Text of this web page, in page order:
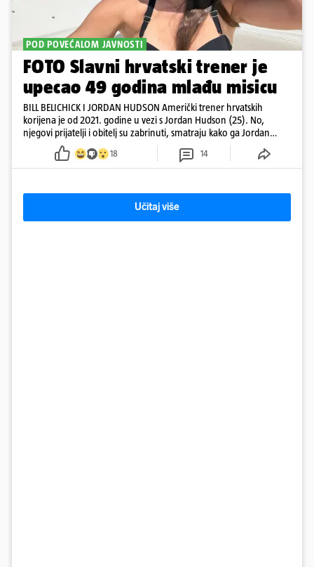
POD POVEĆALOM JAVNOSTI
FOTO Slavni hrvatski trener je
upecao 49 godina mlađu misicu
BILL BELICHICK I JORDAN HUDSON Američki trener hrvatskih
korijena je od 2021. godine u vezi s Jordan Hudson (25). No,
njegovi prijatelji i obitelj su zabrinuti, smatraju kako ga Jordan
kontrolira
18 14
Učitaj više